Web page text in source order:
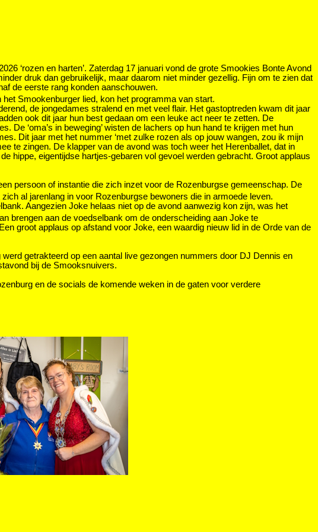
‘rozen en harten’. Zaterdag 17 januari vond de grote Smookies Bonte Avond
druk dan gebruikelijk, maar daarom niet minder gezellig. Fijn om te zien dat
de eerste rang konden aanschouwen.
het Smookenburger lied, kon het programma van start.
de jongedames stralend en met veel flair. Het gastoptreden kwam dit jaar
ook dit jaar hun best gedaan om een leuke act neer te zetten. De
‘oma’s in beweging’ wisten de lachers op hun hand te krijgen met hun
Dit jaar met het nummer ‘met zulke rozen als op jouw wangen, zou ik mijn
te zingen. De klapper van de avond was toch weer het Herenballet, dat in
hippe, eigentijdse hartjes-gebaren vol gevoel werden gebracht. Groot applaus
persoon of instantie die zich inzet voor de Rozenburgse gemeenschap. De
al jarenlang in voor Rozenburgse bewoners die in armoede leven.
Aangezien Joke helaas niet op de avond aanwezig kon zijn, was het
brengen aan de voedselbank om de onderscheiding aan Joke te
groot applaus op afstand voor Joke, een waardig nieuw lid in de Orde van de
getrakteerd op een aantal live gezongen nummers door DJ Dennis en
bij de Smooksnuivers.
en de socials de komende weken in de gaten voor verdere